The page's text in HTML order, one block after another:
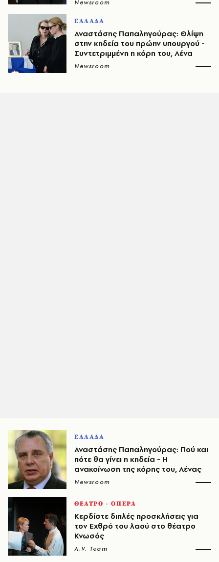
Newsroom
ΕΛΛΑΔΑ
Αναστάσης Παπαληγούρας: Θλίψη
στην κηδεία του πρώην υπουργού -
Συντετριμμένη η κόρη του, Λένα
Newsroom
ΕΛΛΑΔΑ
Αναστάσης Παπαληγούρας: Πού και
πότε θα γίνει η κηδεία - Η
ανακοίνωση της κόρης του, Λένας
Newsroom
ΘΕΑΤΡΟ - ΟΠΕΡΑ
Κερδίστε διπλές προσκλήσεις για
τον Εχθρό του λαού στο θέατρο
Κνωσός
A.V. Team